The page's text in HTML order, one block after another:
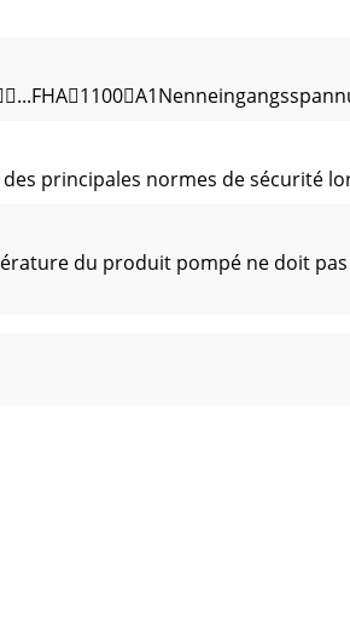
principales normes de sécurité
du produit pompé ne doit